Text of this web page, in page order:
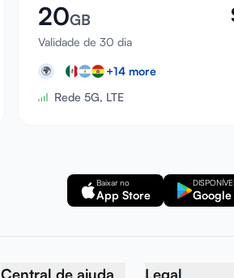
20GB
Validade de 30 dia
🌍 +14 more
Rede 5G, LTE
Baixar no
App Store Google
Central de ajuda Legal